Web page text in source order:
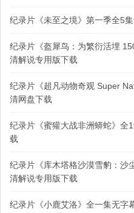
纪录片《未至之境》第一季全5
纪录片《盔犀鸟：为繁衍活埋
清解说专用版下载
纪录片《超凡动物奇观 Super
清网盘下载
纪录片《蜜獾大战非洲蟒蛇》全
载
纪录片《库木塔格沙漠雪豹：沙
清解说专用版下载
纪录片《小鹿艾洛》全一集无字